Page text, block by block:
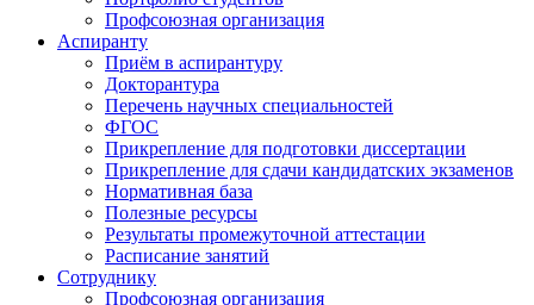
Профсоюзная организация
Аспиранту
Приём в аспирантуру
Докторантура
Перечень научных специальностей
ФГОС
Прикрепление для подготовки диссертации
Прикрепление для сдачи кандидатских экзаменов
Нормативная база
Полезные ресурсы
Результаты промежуточной аттестации
Расписание занятий
Сотруднику
Профсоюзная организация